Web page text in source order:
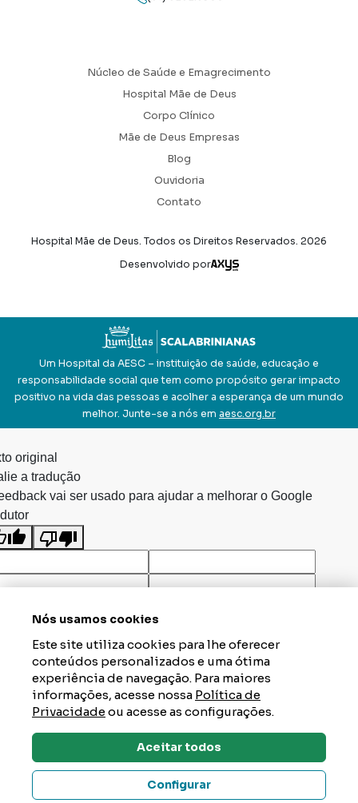
Núcleo de Saúde e Emagrecimento
Hospital Mãe de Deus
Corpo Clínico
Mãe de Deus Empresas
Blog
Ouvidoria
Contato
Hospital Mãe de Deus. Todos os Direitos Reservados. 2026
Desenvolvido por
Axysweb
Um Hospital da AESC – instituição de saúde, educação e
responsabilidade social que tem como propósito gerar impacto
positivo na vida das pessoas e acolher a esperança de um mundo
melhor. Junte-se a nós em aesc.org.br
Dúvidas? Tire Aqui
Nós usamos cookies
Este site utiliza cookies para lhe oferecer
conteúdos personalizados e uma ótima
experiência de navegação. Para maiores
informações, acesse nossa Política de
Privacidadeou acesse as configurações.
Aceitar todos
Configurar
original
a tradução
vai ser usado para ajudar a melhorar o Google